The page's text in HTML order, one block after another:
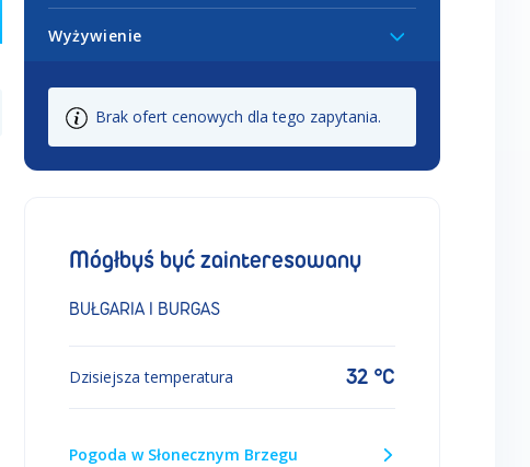
Wyżywienie
Brak ofert cenowych dla tego zapytania.
Mógłbyś być zainteresowany
BUŁGARIA I BURGAS
Dzisiejsza temperatura 32 °C
Pogoda w Słonecznym Brzegu